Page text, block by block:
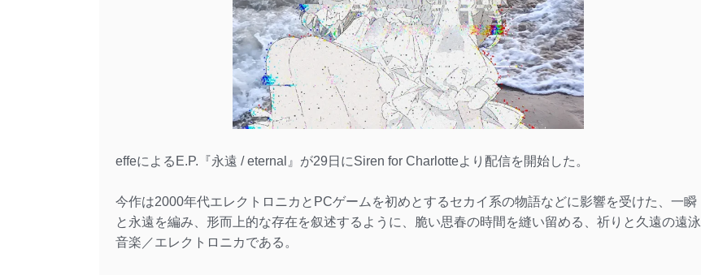
effeによるE.P.『永遠 / eternal』が29日にSiren for Charlotteより配信を開始した。
今作は2000年代エレクトロニカとPCゲームを初めとするセカイ系の物語などに影響を受けた、一瞬
と永遠を編み、形而上的な存在を叙述するように、脆い思春の時間を縫い留める、祈りと久遠の遠泳
音楽／エレクトロニカである。